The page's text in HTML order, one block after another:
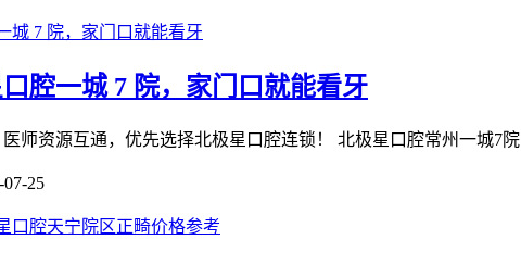
腔一城 7 院，家门口就能看牙
师资源互通，优先选择北极星口腔连锁！ 北极星口腔常州一城7
07-25